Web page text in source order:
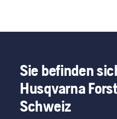
Sie befinden
Husqvarna
Schweiz